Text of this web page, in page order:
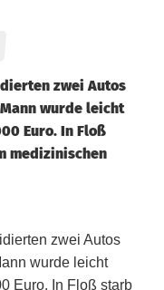
zwei Autos
wurde leicht
Euro. In Floß
medizinischen